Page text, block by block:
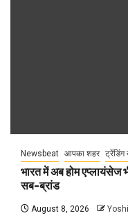
Newsbeat आपका शहर ट्रेंडिंग
भारत में अब होम
सब-ब्रांड
August 8, 2026